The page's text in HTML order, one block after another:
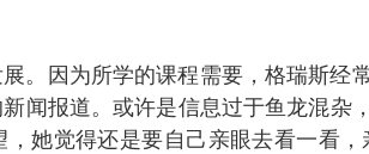
。因为所学的课程需要，格瑞斯经
闻报道。或许是信息过于鱼龙混杂
她觉得还是要自己亲眼去看一看，